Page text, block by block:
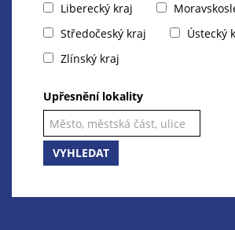
Liberecký kraj
Středočeský kraj
Ústecký
Zlínský kraj
Upřesnění lokality
VYHLEDAT